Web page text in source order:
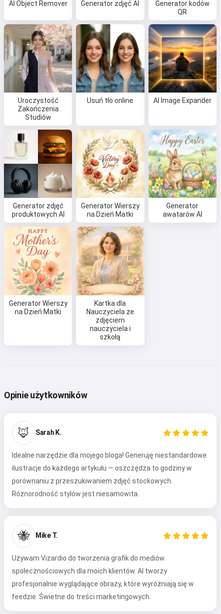
AI Object Remover Generator zdjęć AI
Generator kodów
QR
Uroczystość
Zakończenia
Studiów
Usuń tło online AI Image Expander
Generator zdjęć
produktowych AI
Generator Wierszy
na Dzień Matki
Generator
awatarów AI
Generator Wierszy
na Dzień Matki
Kartka dla
Nauczyciela ze
zdjęciem
nauczyciela i
szkołą
Opinie użytkowników
🦊 Sarah K.
Idealne narzędzie dla mojego bloga! Generuję niestandardowe
ilustracje do każdego artykułu — oszczędza to godziny w
porównaniu z przeszukiwaniem zdjęć stockowych.
Różnorodność stylów jest niesamowita.
🐝 Mike T.
Używam Vizardio do tworzenia grafik do mediów
społecznościowych dla moich klientów. AI tworzy
profesjonalnie wyglądające obrazy, które wyróżniają się w
feedzie. Świetne do treści marketingowych.
Cześć 👋
Mogę tworzyć piosenki, pisać
wiersze i gratulacje 🥰
Wypróbuj za darmo
Akceptuję:Warunki korzystania z usługi
Polityka prywatności,
Polityka zwrotów